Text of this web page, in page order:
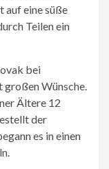
auf eine süße
Teilen ein
bei
großen Wünsche.
Ältere 12
der
es in einen